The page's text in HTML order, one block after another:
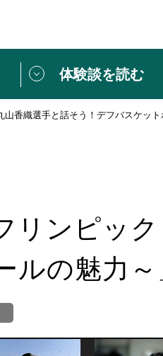
ボランティ
あなたにぴっ
体験談を読む
ボランティア
活動のヒント
ボランティ
香織選手と話そう！デフバスケット
ンピック
の魅力～